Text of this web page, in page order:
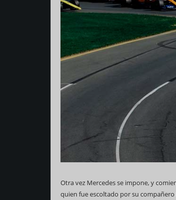
Otra vez Mercedes se impone, y
quien fue escoltado por su